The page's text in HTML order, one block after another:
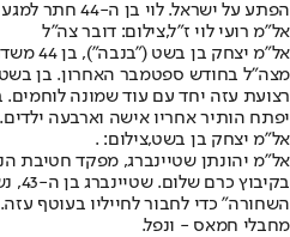
הפתע על ישראל. לוי בן ה-44 חתר למגע בהיתקלות עם מחבלים - ונפל.
אל"מ רועי לוי ז"ל,צילום: דובר צה"ל
אל"מ
מצה"ל בחודש ספטמבר האחרון. בן
רצועת עזה יחד עם עוד שמונה
יפתח הותיר אחריו אישה וארבעה ילדים.
אל"מ יצחק בן בשט,צילום: .
אל"מ יהונתן שטיינברג, מפקד חטיבת
השחורה" כדי לחבור לחייליו בעוטף
מחבלי חמאס - ונפל.